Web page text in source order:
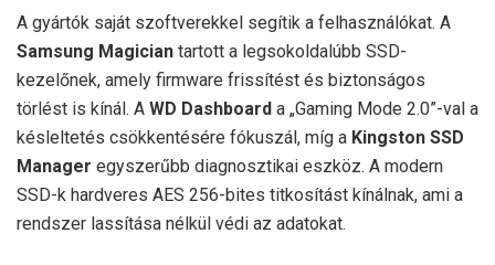
A gyártók saját szoftverekkel segítik a felhasználókat. A
Samsung Magician tartott a legsokoldalúbb SSD-
kezelőnek, amely firmware frissítést és biztonságos
törlést is kínál. A WD Dashboard a „Gaming Mode 2.0”-val a
késleltetés csökkentésére fókuszál, míg a Kingston SSD
Manager egyszerűbb diagnosztikai eszköz. A modern
SSD-k hardveres AES 256-bites titkosítást kínálnak, ami a
rendszer lassítása nélkül védi az adatokat.